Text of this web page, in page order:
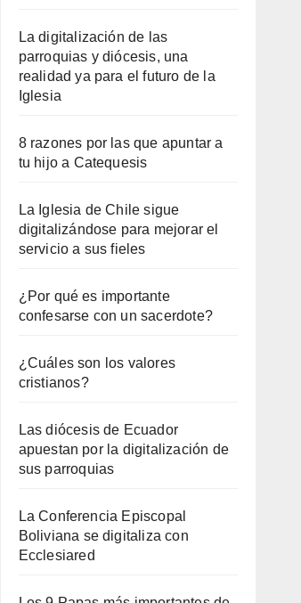
La digitalización de las
parroquias y diócesis, una
realidad ya para el futuro de la
Iglesia
8 razones por las que apuntar a
tu hijo a Catequesis
La Iglesia de Chile sigue
digitalizándose para mejorar el
servicio a sus fieles
¿Por qué es importante
confesarse con un sacerdote?
¿Cuáles son los valores
cristianos?
Las diócesis de Ecuador
apuestan por la digitalización de
sus parroquias
La Conferencia Episcopal
Boliviana se digitaliza con
Ecclesiared